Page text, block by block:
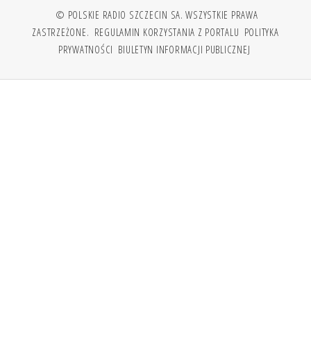
© POLSKIE RADIO SZCZECIN SA. WSZYSTKIE PRAWA
ZASTRZEŻONE. REGULAMIN KORZYSTANIA Z PORTALU POLITYKA
PRYWATNOŚCI BIULETYN INFORMACJI PUBLICZNEJ